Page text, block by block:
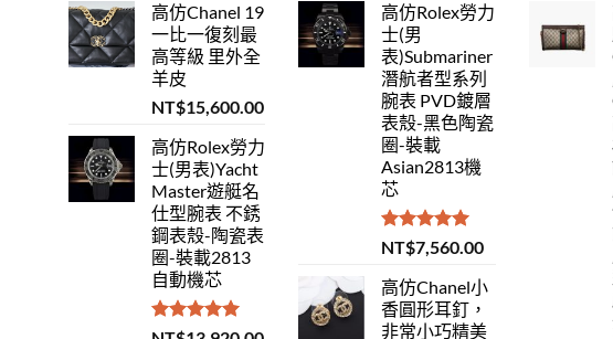
高仿Chanel 19
一比一復刻最
高等級 里外全
羊皮
NT$15,600.00
高仿Rolex勞力
士(男表)Yacht
Master遊艇名
仕型腕表 不銹
鋼表殼-陶瓷表
圈-裝載2813
自動機芯
評分5.00
高仿Rolex勞力
士(男
表)Submariner
潛航者型系列
腕表 PVD鍍層
表殼-黑色陶瓷
圈-裝載
Asian2813機
芯
評分 5.00
滿分 5
NT$7,560.00
高仿Chanel小
香圓形耳釘，
非常小巧精美